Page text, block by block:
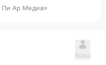
Пи Ар Медиа»
Войти